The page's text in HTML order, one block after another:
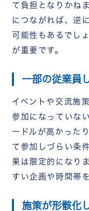
て負担となりかね
につながれば、逆
可能性もあるでし
が重要です。
一部の従業員
イベントや交流施
参加になっていな
ードルが高かった
て参加しづらい条
果は限定的になり
すい企画や時間帯
施策が形骸化